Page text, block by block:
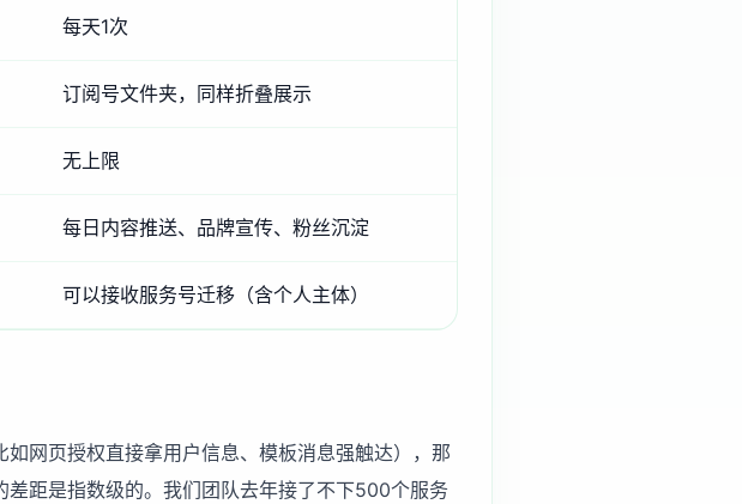
每天1次
订阅号文件夹，同样折叠展示
无上限
每日内容推送、品牌宣传、粉丝沉淀
可以接收服务号迁移（含个人主体）
网页授权直接拿用户信息、模板消息强触达），那
距是指数级的。我们团队去年接了不下500个服务